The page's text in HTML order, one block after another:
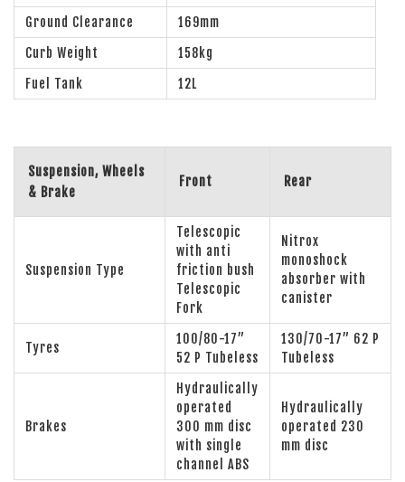
Ground Clearance
169mm
Curb Weight
158kg
Fuel Tank
12L
Suspension, Wheels
& Brake
Front Rear
Suspension Type
Telescopic
with anti
friction bush
Telescopic
Fork
Nitrox
monoshock
absorber with
canister
Tyres
100/80-17”
52 P Tubeless
130/70-17” 62 P
Tubeless
Brakes
Hydraulically
operated
300 mm disc
with single
channel ABS
Hydraulically
operated 230
mm disc